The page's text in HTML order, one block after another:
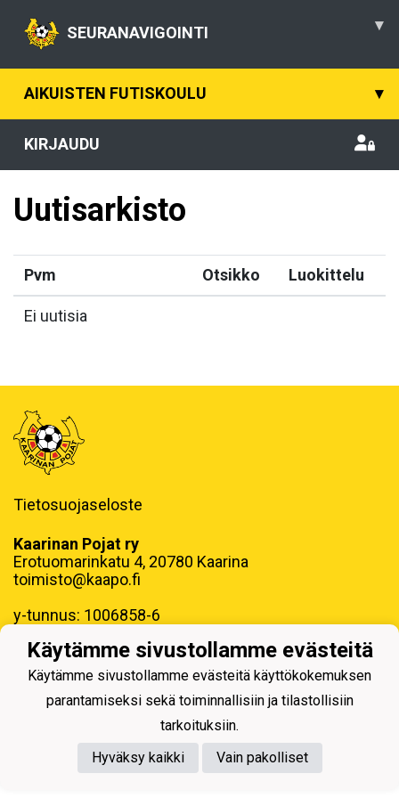
SEURANAVIGOINTI ▾
AIKUISTEN FUTISKOULU ▾
KIRJAUDU
Uutisarkisto
Pvm Otsikko Luokittelu
Ei uutisia
Tietosuojaseloste
Kaarinan Pojat ry
Erotuomarinkatu 4, 20780 Kaarina
toimisto@kaapo.fi
y-tunnus: 1006858-6
Käytämme sivustollamme evästeitä
Käytämme sivustollamme evästeitä käyttökokemuksen
parantamiseksi sekä toiminnallisiin ja tilastollisiin
tarkoituksiin.
Hyväksy kaikki
Vain pakolliset